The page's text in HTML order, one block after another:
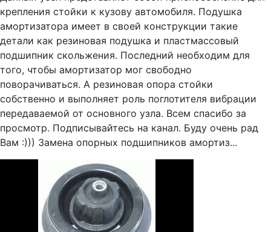
крепления стойки к кузову автомобиля. Подушка
амортизатора имеет в своей конструкции такие
детали как резиновая подушка и пластмассовый
подшипник скольжения. Последний необходим для
того, чтобы амортизатор мог свободно
поворачиваться. А резиновая опора стойки
собственно и выполняет роль поглотителя вибрации
передаваемой от основного узла. Всем спасибо за
просмотр. Подписывайтесь на канал. Буду очень рад
Вам :))) Замена опорных подшипников амортиз...